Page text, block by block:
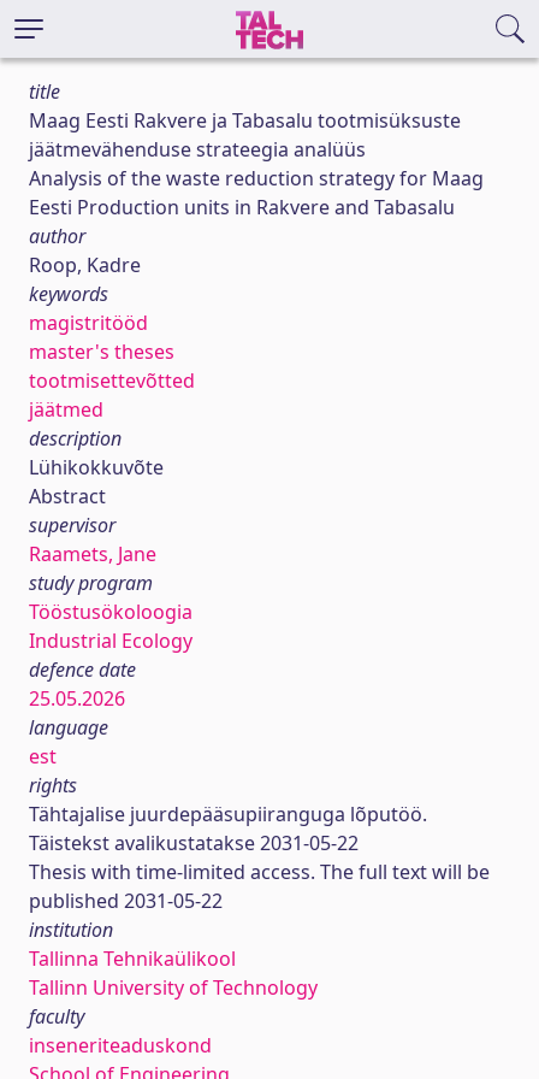
title
Maag Eesti Rakvere ja Tabasalu tootmisüksuste
jäätmevähenduse strateegia analüüs
Analysis of the waste reduction strategy for Maag
Eesti Production units in Rakvere and Tabasalu
author
Roop, Kadre
keywords
magistritööd
master's theses
tootmisettevõtted
jäätmed
description
Lühikokkuvõte
Abstract
supervisor
Raamets, Jane
study program
Tööstusökoloogia
Industrial Ecology
defence date
25.05.2026
language
est
rights
Tähtajalise juurdepääsupiiranguga lõputöö.
Täistekst avalikustatakse 2031-05-22
Thesis with time-limited access. The full text will be
published 2031-05-22
institution
Tallinna Tehnikaülikool
Tallinn University of Technology
faculty
inseneriteaduskond